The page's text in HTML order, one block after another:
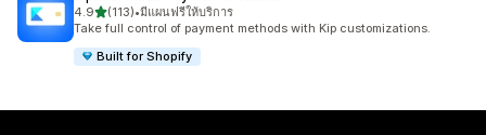
4.9เต็ม 5 ดาว
(113)
ทั้งหมด 113 รีวิว
•มีแผนฟรีให้บริการ
Take full control of payment methods with Kip customizations.
Built for Shopify